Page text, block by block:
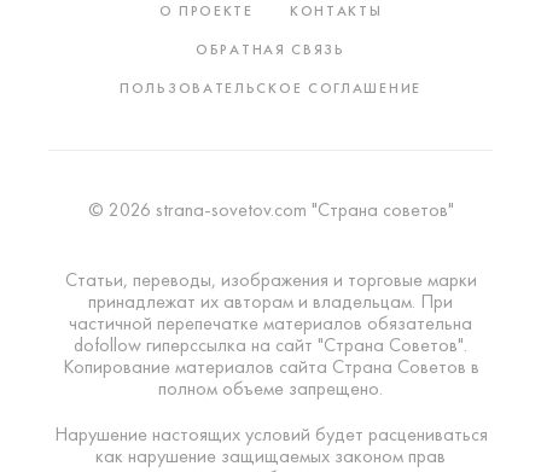
О ПРОЕКТЕ
КОНТАКТЫ
ОБРАТНАЯ СВЯЗЬ
ПОЛЬЗОВАТЕЛЬСКОЕ СОГЛАШЕНИЕ
© 2026 strana-sovetov.com "Страна советов"
Статьи, переводы, изображения и торговые марки
принадлежат их авторам и владельцам. При
частичной перепечатке материалов обязательна
dofollow гиперссылка на сайт "Страна Советов".
Копирование материалов сайта Страна Советов в
полном объеме запрещено.
Нарушение настоящих условий будет расцениваться
как нарушение защищаемых законом прав